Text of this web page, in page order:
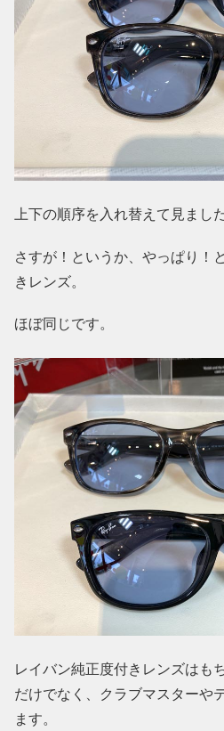
上下の順序を入れ替えて見ました
さすが！というか、やっぱり！
きレンズ。
ほぼ同じです。
レイバン純正度付きレンズはも
だけでなく、クラブマスターや
ます。